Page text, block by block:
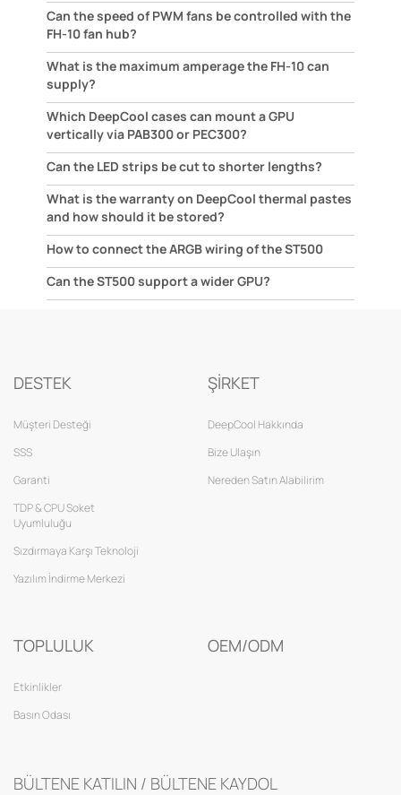
Can the speed of PWM fans be controlled with the
FH-10 fan hub?
What is the maximum amperage the FH-10 can
supply?
Which DeepCool cases can mount a GPU
vertically via PAB300 or PEC300?
Can the LED strips be cut to shorter lengths?
What is the warranty on DeepCool thermal pastes
and how should it be stored?
How to connect the ARGB wiring of the ST500
Can the ST500 support a wider GPU?
DESTEK
Müşteri Desteği
SSS
Garanti
TDP & CPU Soket
Uyumluluğu
Sızdırmaya Karşı Teknoloji
Yazılım İndirme Merkezi
ŞİRKET
DeepCool Hakkında
Bize Ulaşın
Nereden Satın Alabilirim
TOPLULUK
Etkinlikler
Basın Odası
OEM/ODM
BÜLTENE KATILIN / BÜLTENE KAYDOL